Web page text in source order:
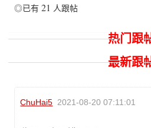
◎已有 21 人跟帖
热门跟
最新跟
ChuHai5 2021-08-20 07:11:01